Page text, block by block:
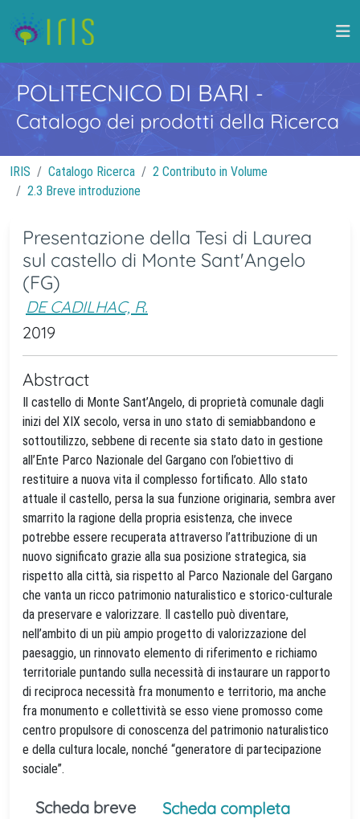
POLITECNICO DI BARI -
Catalogo dei prodotti della Ricerca
IRIS Catalogo Ricerca
2 Contributo in Volume
2.3 Breve introduzione
Presentazione della Tesi di Laurea
sul castello di Monte Sant'Angelo
(FG)
DE CADILHAC, R.
2019
Abstract
Il castello di Monte Sant’Angelo, di proprietà comunale dagli
inizi del XIX secolo, versa in uno stato di semiabbandono e
sottoutilizzo, sebbene di recente sia stato dato in gestione
all’Ente Parco Nazionale del Gargano con l’obiettivo di
restituire a nuova vita il complesso fortificato. Allo stato
attuale il castello, persa la sua funzione originaria, sembra aver
smarrito la ragione della propria esistenza, che invece
potrebbe essere recuperata attraverso l’attribuzione di un
nuovo significato grazie alla sua posizione strategica, sia
rispetto alla città, sia rispetto al Parco Nazionale del Gargano
che vanta un ricco patrimonio naturalistico e storico-culturale
da preservare e valorizzare. Il castello può diventare,
nell’ambito di un più ampio progetto di valorizzazione del
paesaggio, un rinnovato elemento di riferimento e richiamo
territoriale puntando sulla necessità di instaurare un rapporto
di reciproca necessità fra monumento e territorio, ma anche
fra monumento e collettività se esso viene promosso come
centro propulsore di conoscenza del patrimonio naturalistico
e della cultura locale, nonché “generatore di partecipazione
sociale”.
Scheda breve
Scheda completa